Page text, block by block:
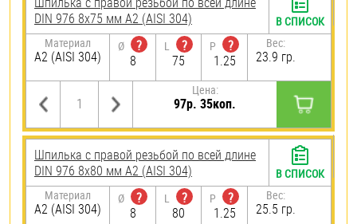
DIN 976 8х75 мм А2 (AISI 304)
Материал
А2 (AISI 304)
Ø
?
8
L
?
75
P
?
1.25
Вес:
23.9 гр.
Цена:
97р. 35коп.
В СПИСОК
Шпилька с правой резьбой по всей длине
DIN 976 8х80 мм А2 (AISI 304)
Материал
А2 (AISI 304)
Ø
?
8
L
?
80
P
?
1.25
Вес:
25.5 гр.
В СПИСОК